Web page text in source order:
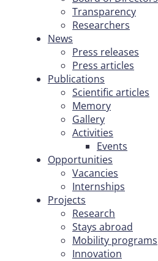
Transparency
Researchers
News
Press releases
Press articles
Publications
Scientific articles
Memory
Gallery
Activities
Events
Opportunities
Vacancies
Internships
Projects
Research
Stays abroad
Mobility programs
Innovation